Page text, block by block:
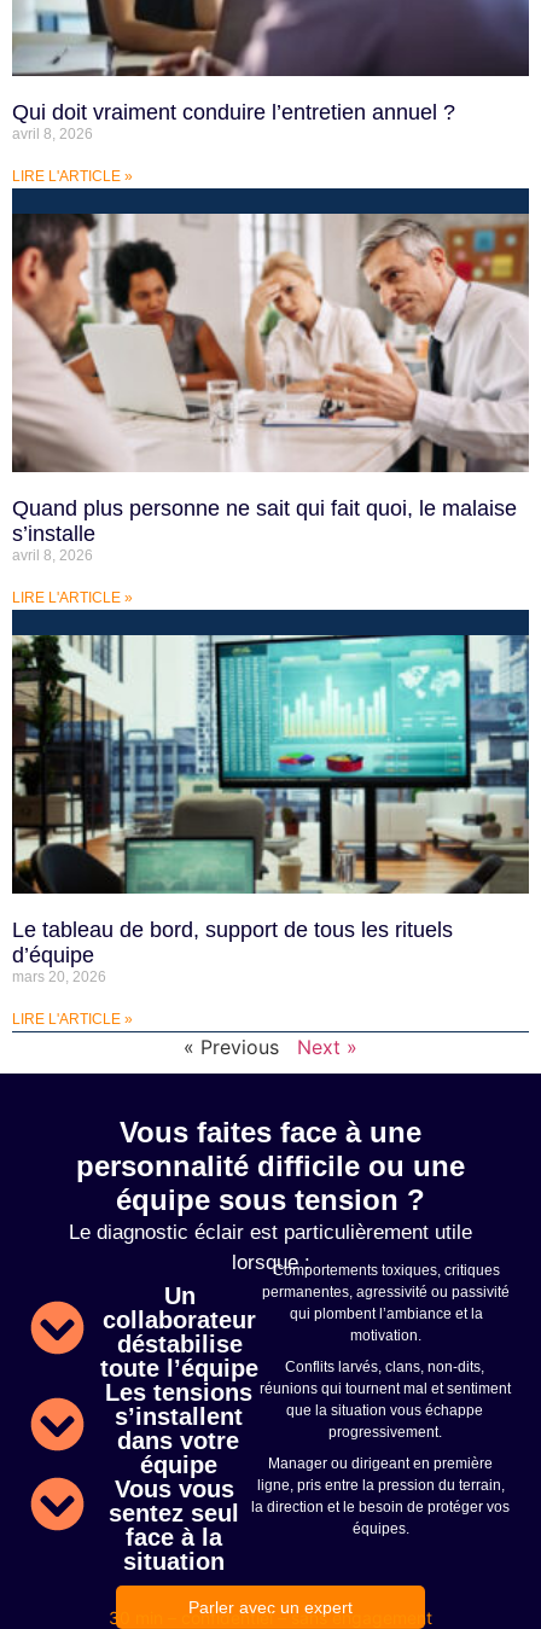
Qui doit vraiment conduire l’entretien annuel ?
avril 8, 2026
LIRE L'ARTICLE »
Quand plus personne ne sait qui fait quoi, le malaise
s’installe
avril 8, 2026
LIRE L'ARTICLE »
Le tableau de bord, support de tous les rituels
d’équipe
mars 20, 2026
LIRE L'ARTICLE »
« Previous Next »
Vous faites face à une
personnalité difficile ou une
équipe sous tension ?
Le diagnostic éclair est particulièrement utile
lorsque :
Un
collaborateur
déstabilise
toute l’équipe
Comportements toxiques, critiques
permanentes, agressivité ou passivité
qui plombent l’ambiance et la
motivation.
Les tensions
s’installent
dans votre
équipe
Conflits larvés, clans, non-dits,
réunions qui tournent mal et sentiment
que la situation vous échappe
progressivement.
Vous vous
sentez seul
face à la
situation
Manager ou dirigeant en première
ligne, pris entre la pression du terrain,
la direction et le besoin de protéger vos
équipes.
Parler avec un expert
30 min – confidentiel – sans engagement